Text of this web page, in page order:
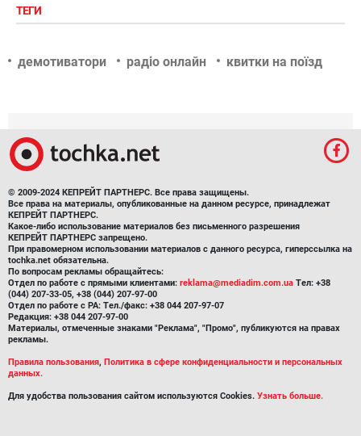
ТЕГИ
демотиватори радіо онлайн квитки на поїзд
© 2009-2024 КЕПРЕЙТ ПАРТНЕРС. Все права защищены.
Все права на материалы, опубликованные на данном ресурсе, принадлежат
КЕПРЕЙТ ПАРТНЕРС.
Какое-либо использование материалов без письменного разрешения
КЕПРЕЙТ ПАРТНЕРС запрещено.
При правомерном использовании материалов с данного ресурса, гиперссылка на
tochka.net обязательна.
По вопросам рекламы обращайтесь:
Отдел по работе с прямыми клиентами: reklama@mediadim.com.ua Тел: +38
(044) 207-33-05, +38 (044) 207-97-00
Отдел по работе с РА: Тел./факс: +38 044 207-97-07
Редакция: +38 044 207-97-00
Материалы, отмеченные знаками "Реклама", "Промо", публикуются на правах
рекламы.
Правила пользования, Политика в сфере конфиденциальности и персональных
данных.
Для удобства пользования сайтом используются Cookies. Узнать больше.